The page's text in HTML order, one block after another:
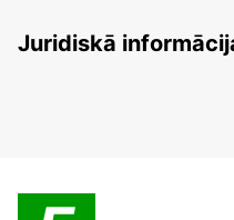
Juridiskā